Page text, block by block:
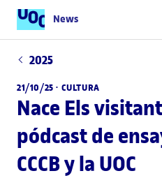
News
2025
21/10/25 · CULTURA
Nace Els
pódcast de
CCCB y la UOC